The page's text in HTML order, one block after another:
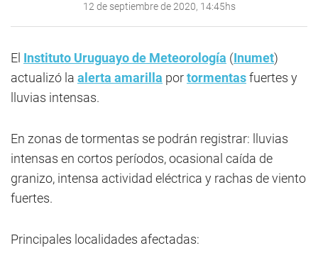
12 de septiembre de 2020, 14:45hs
El Instituto Uruguayo de Meteorología (Inumet)
actualizó la alerta amarilla portormentasfuertes y
lluvias intensas.
En zonas de tormentas se podrán registrar: lluvias
intensas en cortos períodos, ocasional caída de
granizo, intensa actividad eléctrica y rachas de viento
fuertes.
Principales localidades afectadas: